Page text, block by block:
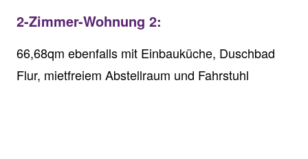
2-Zimmer-Wohnung 2:
66,68qm ebenfalls mit Einbauküche, Duschbad
Flur, mietfreiem Abstellraum und Fahrstuhl